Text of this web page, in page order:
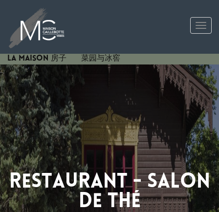
La maison 房子 菜园与冰窖
Restaurant - salon
de thé